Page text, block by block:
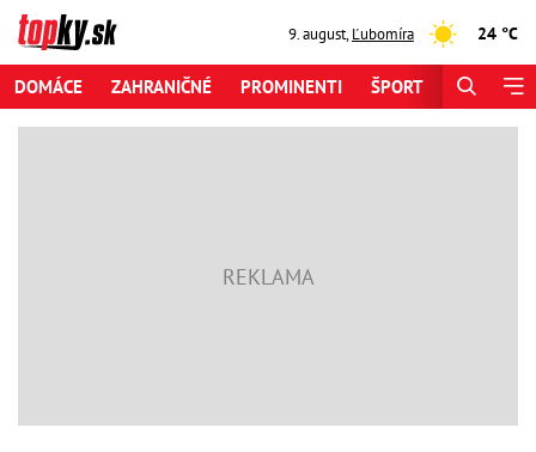
9. august,Ľubomíra 24 °C
DOMÁCE ZAHRANIČNÉ PROMINENTI ŠPORT